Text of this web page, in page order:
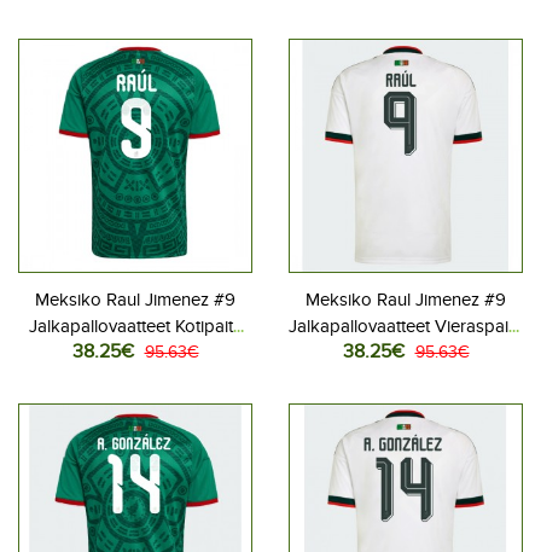
Meksiko Raul Jimenez #9
Jalkapallovaatteet Kotipaita
MM-kisat 2026 Lyhythihainen
38.25€ 95.63€
Meksiko Raul Jimenez #9
Jalkapallovaatteet Vieraspaita
MM-kisat 2026 Lyhythihainen
38.25€ 95.63€